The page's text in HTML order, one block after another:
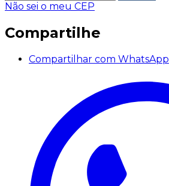
Não sei o meu CEP
Compartilhe
Compartilhar com WhatsApp